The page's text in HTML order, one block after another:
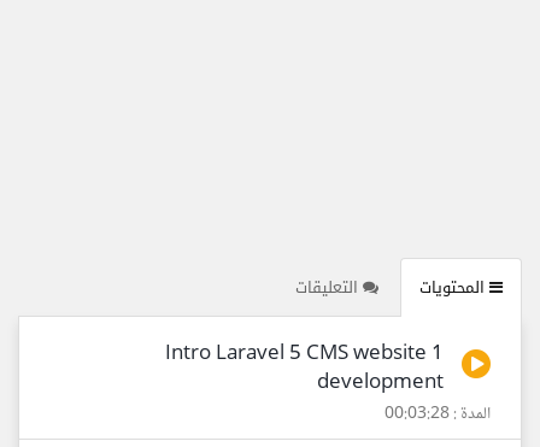
المحتويات التعليقات
1 Intro Laravel 5 CMS website
development
المدة : 00:03:28